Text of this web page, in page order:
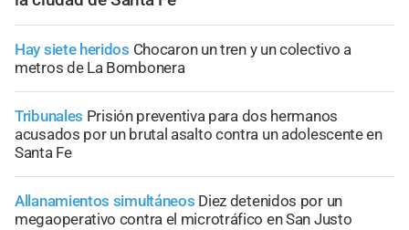
Hay siete heridos Chocaron un tren y un colectivo a
metros de La Bombonera
Tribunales Prisión preventiva para dos hermanos
acusados por un brutal asalto contra un adolescente en
Santa Fe
Allanamientos simultáneos Diez detenidos por un
megaoperativo contra el microtráfico en San Justo